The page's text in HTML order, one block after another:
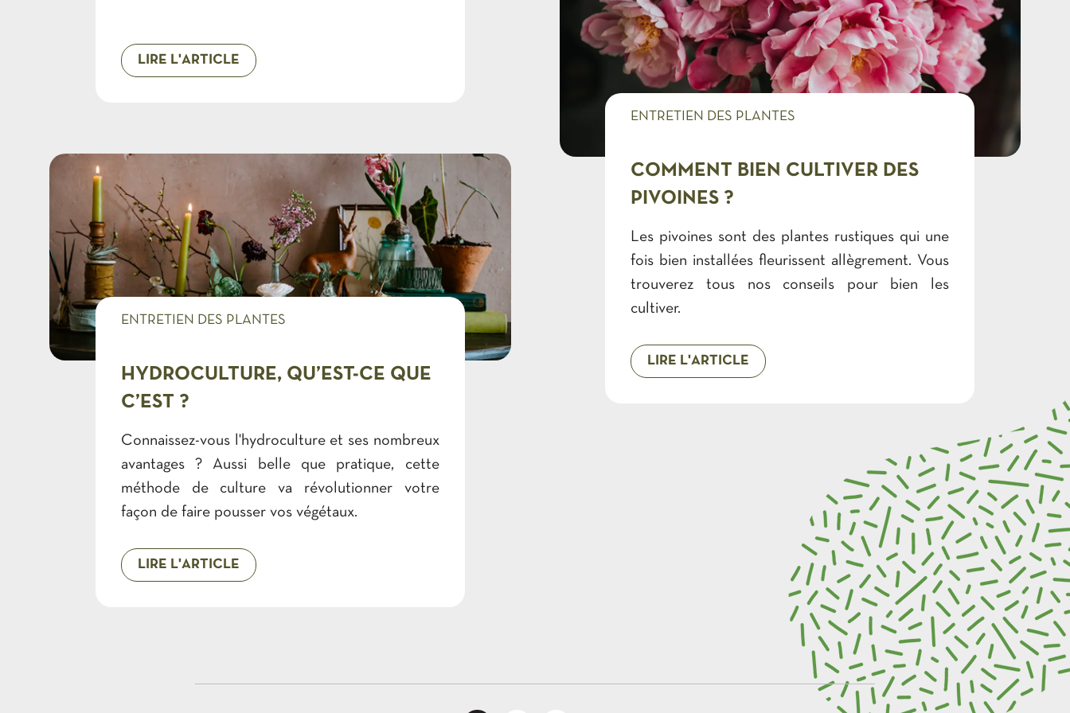
LIRE L'ARTICLE
HYDROCULTURE, QU’EST-CE QUE
C’EST ?
ENTRETIEN DES PLANTES
Connaissez-vous l'hydroculture et ses nombreux
avantages ? Aussi belle que pratique, cette
méthode de culture va révolutionner votre
façon de faire pousser vos végétaux.
LIRE L'ARTICLE
COMMENT BIEN CULTIVER DES
PIVOINES ?
ENTRETIEN DES PLANTES
Les pivoines sont des plantes rustiques qui une
fois bien installées fleurissent allègrement. Vous
trouverez tous nos conseils pour bien les
cultiver.
LIRE L'ARTICLE